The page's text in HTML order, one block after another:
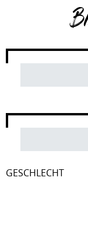
GESCHLECHT